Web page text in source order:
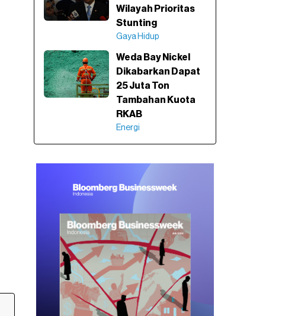
Wilayah Prioritas
Stunting
Gaya Hidup
Weda Bay Nickel
Dikabarkan Dapat
25 Juta Ton
Tambahan Kuota
RKAB
Energi